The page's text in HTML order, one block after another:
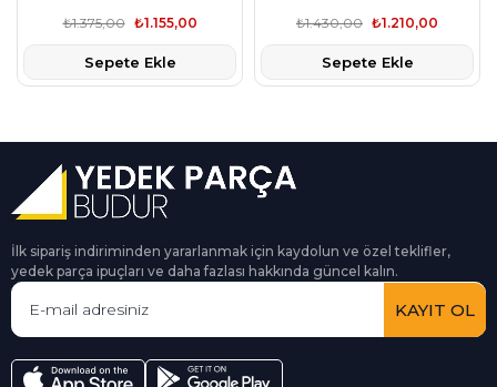
AIRTEX₺1.155,00
₺1.375,00
Sepete Ekle
₺1.210,00
₺1.430,00
Sepete Ekle
İlk sipariş indiriminden yararlanmak için kaydolun ve özel teklifler,
yedek parça ipuçları ve daha fazlası hakkında güncel kalın.
KAYIT OL